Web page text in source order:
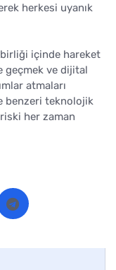
herkesi uyanık
içinde hareket
geçmek ve dijital
atmaları
benzeri teknolojik
riski her zaman